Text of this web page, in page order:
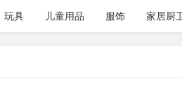
玩具 儿童用品 服饰 家居厨